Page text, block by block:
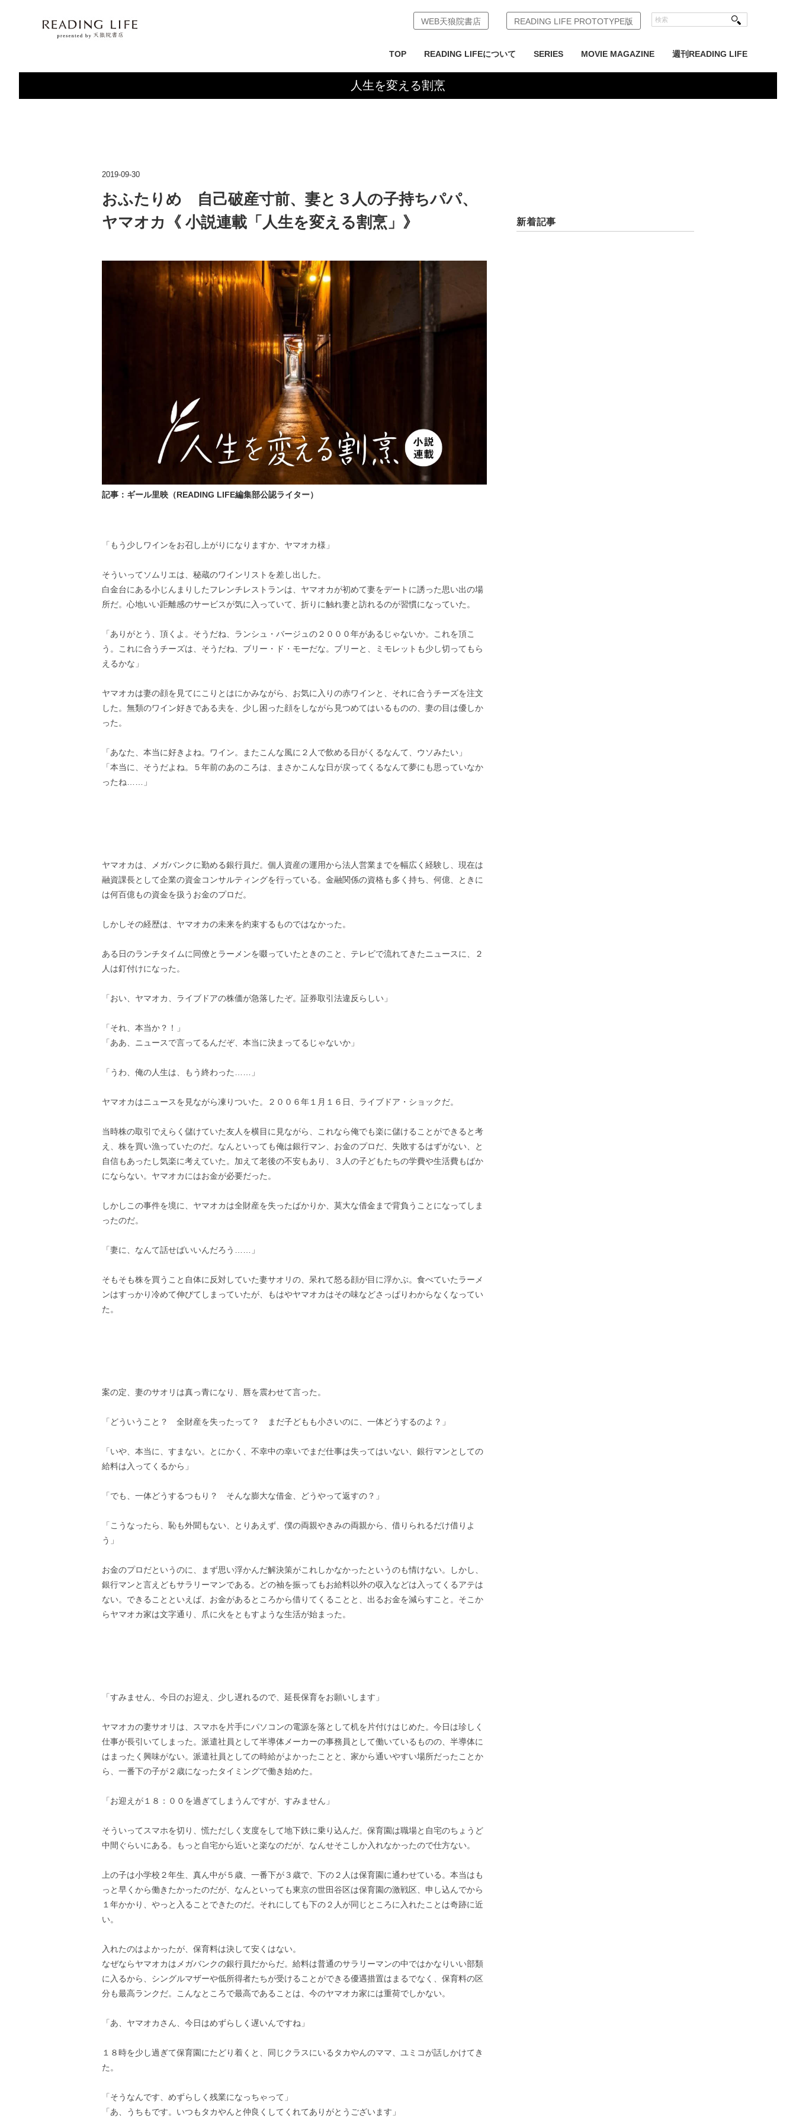
TOP READING LIFEについて SERIES MOVIE MAGAZINE 週刊READING LIFE
WEB天狼院書店 READING LIFE PROTOTYPE版
人生を変える割烹
2019-09-30
おふたりめ 自己破産寸前、妻と３人の子持ちパパ、
ヤマオカ《 小説連載「人生を変える割烹」》
記事：ギール里映（READING LIFE編集部公認ライター）
「もう少しワインをお召し上がりになりますか、ヤマオカ様」
そういってソムリエは、秘蔵のワインリストを差し出した。
白金台にある小じんまりしたフレンチレストランは、ヤマオカが初めて妻をデートに誘った思い出の場
所だ。心地いい距離感のサービスが気に入っていて、折りに触れ妻と訪れるのが習慣になっていた。
「ありがとう、頂くよ。そうだね、ランシュ・バージュの２０００年があるじゃないか。これを頂こ
う。これに合うチーズは、そうだね、ブリー・ド・モーだな。ブリーと、ミモレットも少し切ってもら
えるかな」
ヤマオカは妻の顔を見てにこりとはにかみながら、お気に入りの赤ワインと、それに合うチーズを注文
した。無類のワイン好きである夫を、少し困った顔をしながら見つめてはいるものの、妻の目は優しか
った。
「あなた、本当に好きよね。ワイン。またこんな風に２人で飲める日がくるなんて、ウソみたい」
「本当に、そうだよね。５年前のあのころは、まさかこんな日が戻ってくるなんて夢にも思っていなか
ったね……」
ヤマオカは、メガバンクに勤める銀行員だ。個人資産の運用から法人営業までを幅広く経験し、現在は
融資課長として企業の資金コンサルティングを行っている。金融関係の資格も多く持ち、何億、ときに
は何百億もの資金を扱うお金のプロだ。
しかしその経歴は、ヤマオカの未来を約束するものではなかった。
ある日のランチタイムに同僚とラーメンを啜っていたときのこと、テレビで流れてきたニュースに、２
人は釘付けになった。
「おい、ヤマオカ、ライブドアの株価が急落したぞ。証券取引法違反らしい」
「それ、本当か？！」
「ああ、ニュースで言ってるんだぞ、本当に決まってるじゃないか」
「うわ、俺の人生は、もう終わった……」
ヤマオカはニュースを見ながら凍りついた。２００６年１月１６日、ライブドア・ショックだ。
当時株の取引でえらく儲けていた友人を横目に見ながら、これなら俺でも楽に儲けることができると考
え、株を買い漁っていたのだ。なんといっても俺は銀行マン、お金のプロだ、失敗するはずがない、と
自信もあったし気楽に考えていた。加えて老後の不安もあり、３人の子どもたちの学費や生活費もばか
にならない。ヤマオカにはお金が必要だった。
しかしこの事件を境に、ヤマオカは全財産を失ったばかりか、莫大な借金まで背負うことになってしま
ったのだ。
「妻に、なんて話せばいいんだろう……」
そもそも株を買うこと自体に反対していた妻サオリの、呆れて怒る顔が目に浮かぶ。食べていたラーメ
ンはすっかり冷めて伸びてしまっていたが、もはやヤマオカはその味などさっぱりわからなくなってい
た。
案の定、妻のサオリは真っ青になり、唇を震わせて言った。
「どういうこと？ 全財産を失ったって？ まだ子どもも小さいのに、一体どうするのよ？」
「いや、本当に、すまない。とにかく、不幸中の幸いでまだ仕事は失ってはいない、銀行マンとしての
給料は入ってくるから」
「でも、一体どうするつもり？ そんな膨大な借金、どうやって返すの？」
「こうなったら、恥も外聞もない、とりあえず、僕の両親やきみの両親から、借りられるだけ借りよ
う」
お金のプロだというのに、まず思い浮かんだ解決策がこれしかなかったというのも情けない。しかし、
銀行マンと言えどもサラリーマンである。どの袖を振ってもお給料以外の収入などは入ってくるアテは
ない。できることといえば、お金があるところから借りてくることと、出るお金を減らすこと。そこか
らヤマオカ家は文字通り、爪に火をともすような生活が始まった。
「すみません、今日のお迎え、少し遅れるので、延長保育をお願いします」
ヤマオカの妻サオリは、スマホを片手にパソコンの電源を落として机を片付けはじめた。今日は珍しく
仕事が長引いてしまった。派遣社員として半導体メーカーの事務員として働いているものの、半導体に
はまったく興味がない。派遣社員としての時給がよかったことと、家から通いやすい場所だったことか
ら、一番下の子が２歳になったタイミングで働き始めた。
「お迎えが１８：００を過ぎてしまうんですが、すみません」
そういってスマホを切り、慌ただしく支度をして地下鉄に乗り込んだ。保育園は職場と自宅のちょうど
中間ぐらいにある。もっと自宅から近いと楽なのだが、なんせそこしか入れなかったので仕方ない。
上の子は小学校２年生、真ん中が５歳、一番下が３歳で、下の２人は保育園に通わせている。本当はも
っと早くから働きたかったのだが、なんといっても東京の世田谷区は保育園の激戦区、申し込んでから
１年かかり、やっと入ることできたのだ。それにしても下の２人が同じところに入れたことは奇跡に近
い。
入れたのはよかったが、保育料は決して安くはない。
なぜならヤマオカはメガバンクの銀行員だからだ。給料は普通のサラリーマンの中ではかなりいい部類
に入るから、シングルマザーや低所得者たちが受けることができる優遇措置はまるでなく、保育料の区
分も最高ランクだ。こんなところで最高であることは、今のヤマオカ家には重荷でしかない。
「あ、ヤマオカさん、今日はめずらしく遅いんですね」
１８時を少し過ぎて保育園にたどり着くと、同じクラスにいるタカやんのママ、ユミコが話しかけてき
た。
「そうなんです、めずらしく残業になっちゃって」
「あ、うちもです。いつもタカやんと仲良くしてくれてありがとうございます」
新着記事